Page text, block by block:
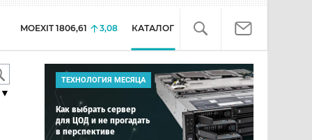
MOEXIT 1806,61 3,08 КАТАЛОГ
ТЕХНОЛОГИЯ МЕСЯЦА
Как выбрать сервер
для ЦОД и не прогадать
в перспективе